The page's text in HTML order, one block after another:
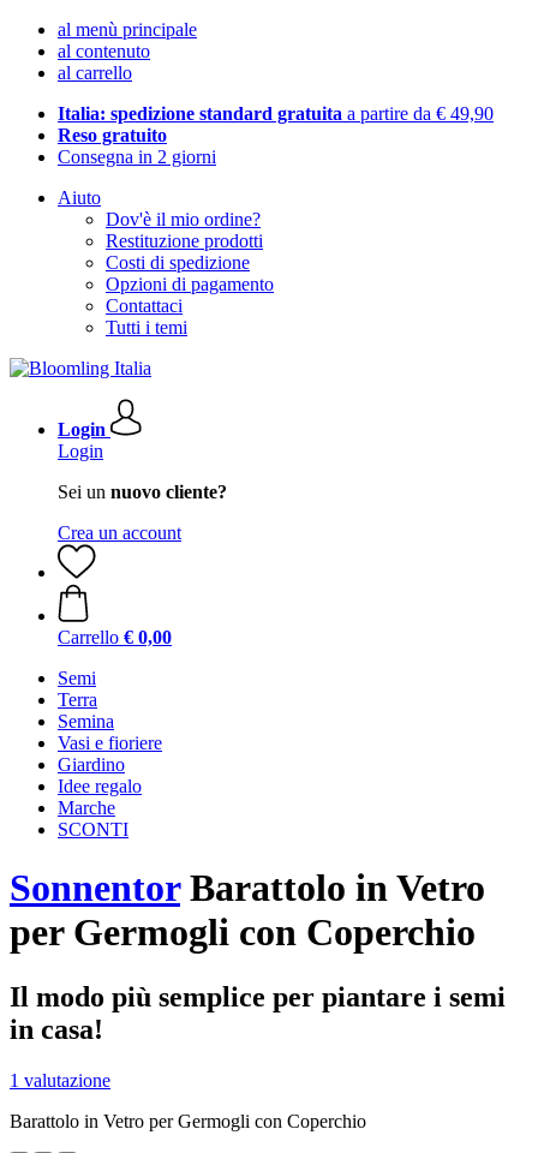
al menù principale
al contenuto
al carrello
Italia: spedizione standard gratuita a partire da € 49,90
Reso gratuito
Consegna in 2 giorni
Aiuto
Dov'è il mio ordine?
Restituzione prodotti
Costi di spedizione
Opzioni di pagamento
Contattaci
Tutti i temi
Login
Login
Sei un nuovo cliente?
Crea un account
Carrello € 0,00
Semi
Terra
Semina
Vasi e fioriere
Giardino
Idee regalo
Marche
SCONTI
SonnentorBarattolo in Vetro
per Germogli con Coperchio
Il modo più semplice per piantare i semi
in casa!
1 valutazione
Barattolo in Vetro per Germogli con Coperchio